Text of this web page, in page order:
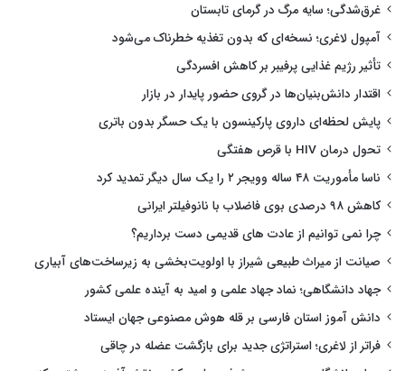
غرق‌شدگی؛ سایه مرگ در گرمای تابستان
آمپول لاغری؛ نسخه‌ای که بدون تغذیه خطرناک می‌شود
تأثیر رژیم غذایی پرفیبر بر کاهش افسردگی
اقتدار دانش‌بنیان‌ها در گروی حضور پایدار در بازار
پایش لحظه‌ای داروی پارکینسون با یک حسگر بدون باتری
تحول درمان HIV با قرص هفتگی
ناسا مأموریت ۴۸ ساله وویجر ۲ را یک سال دیگر تمدید کرد
کاهش ۹۸ درصدی بوی فاضلاب با نانوفیلتر ایرانی
چرا نمی توانیم از عادت های قدیمی دست برداریم؟
صیانت از میراث طبیعی شیراز با اولویت‌بخشی به زیرساخت‌های آبیاری
جهاد دانشگاهی؛ نماد جهاد علمی و امید به آینده علمی کشور
دانش آموز استان فارسی بر قله هوش مصنوعی جهان ایستاد
فراتر از لاغری؛ استراتژی جدید برای بازگشت عضله در چاقی